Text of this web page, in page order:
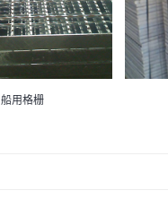
船用格栅